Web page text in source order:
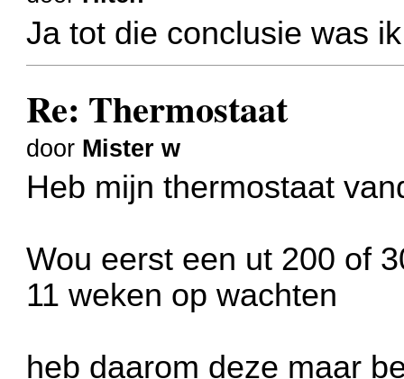
Ja tot die conclusie was
Re: Thermostaat
door Mister w
Heb mijn thermostaat
Wou eerst een ut 200 of
11 weken op wachten
heb daarom deze maar